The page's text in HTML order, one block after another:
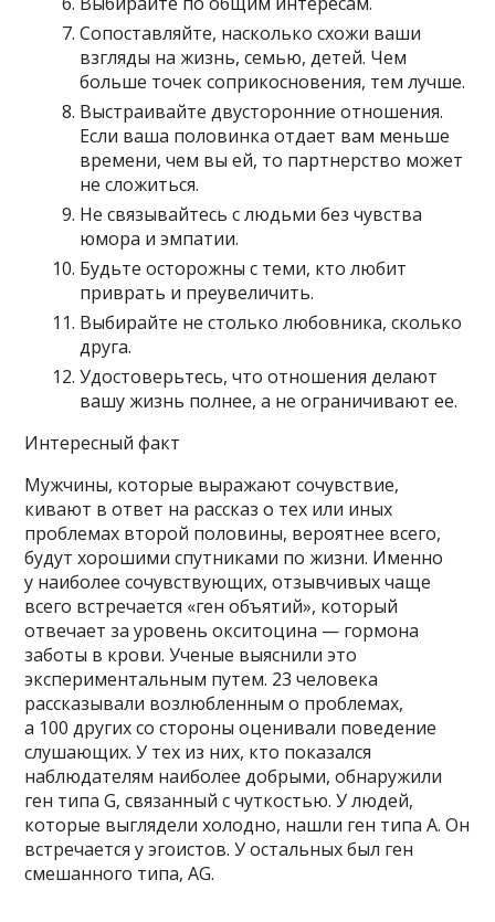
Сопоставляйте, насколько схожи ваши
взгляды на жизнь, семью, детей. Чем
больше точек соприкосновения, тем лучше.
Выстраивайте двусторонние отношения.
Если ваша половинка отдает вам меньше
времени, чем вы ей, то партнерство может
не сложиться.
Не связывайтесь с людьми без чувства
юмора и эмпатии.
Будьте осторожны с теми, кто любит
приврать и преувеличить.
Выбирайте не столько любовника, сколько
друга.
Удостоверьтесь, что отношения делают
вашу жизнь полнее, а не ограничивают ее.
Интересный факт
Мужчины, которые выражают сочувствие,
кивают в ответ на рассказ о тех или иных
проблемах второй половины, вероятнее всего,
будут хорошими спутниками по жизни. Именно
у наиболее сочувствующих, отзывчивых чаще
всего встречается «ген объятий», который
отвечает за уровень окситоцина — гормона
заботы в крови. Ученые выяснили это
экспериментальным путем. 23 человека
рассказывали возлюбленным о проблемах,
а 100 других со стороны оценивали поведение
слушающих. У тех из них, кто показался
наблюдателям наиболее добрыми, обнаружили
ген типа G, связанный с чуткостью. У людей,
которые выглядели холодно, нашли ген типа A. Он
встречается у эгоистов. У остальных был ген
смешанного типа, AG.